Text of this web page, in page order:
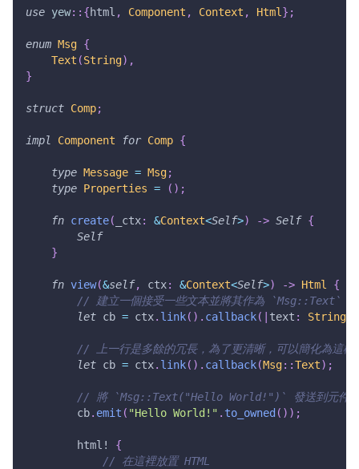
use yew:: {html , Component , Context , Html} ;
enum Msg {
Text (String) ,
}
struct Comp;
impl Component for Comp {
type Message = Msg;
type Properties = ( ) ;
fn create( _ctx: &Context<Self>) -> Self {
Self
}
fn view(&self, ctx: &Context<Self>) -> Html
{
// 建立一個接受一些文本並將其作為 `Msg::Text` 訊
let cb = ctx. link( ) . callback( text : String
// 上一行是多餘的冗長，為了更清晰，可以簡化為這樣
let cb = ctx. link( ) . callback(Msg::Text) ;
// 將 `Msg::Text("Hello World!")` 發送到元件
        cb
. emit ( "Hello World!" . to_owned ( ) ) ;
html!
{
// 在這裡放置 HTML